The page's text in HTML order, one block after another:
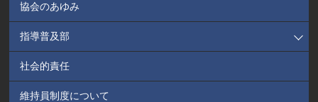
協会のあゆみ
指導普及部
社会的責任
維持員制度について